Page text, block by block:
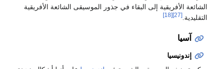
الشائعة الأفريقية إلى البقاء في جذور الموسيقى الشائعة الأفريقية
التقليدية. [27]
[18]
آسيا
إندونيسيا